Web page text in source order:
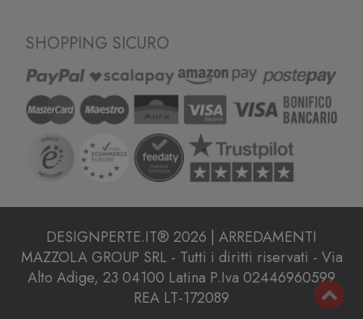
SHOPPING SICURO
DESIGNPERTE.IT® 2026 | ARREDAMENTI
MAZZOLA GROUP SRL - Tutti i diritti riservati - Via
Alto Adige, 23 04100 Latina P.Iva 02446960599
REA LT-172089